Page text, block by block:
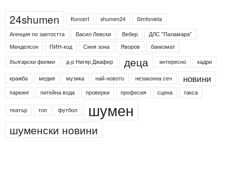
24shumen Koncert shumen24
Simfonieta
Агенция по заетостта
Васил Левски Вебер
ДЛС "Паламара"
Менделсон
ПИН-код Синя зона Яворов
банкомат
български филми
д-р Нигяр Джафер деца интересно кадри
кражба медия музика най-новото незаконна сеч новини
паркинг питейна вода проверки професия сцена такса
театър топ футбол шумен
шуменски новини